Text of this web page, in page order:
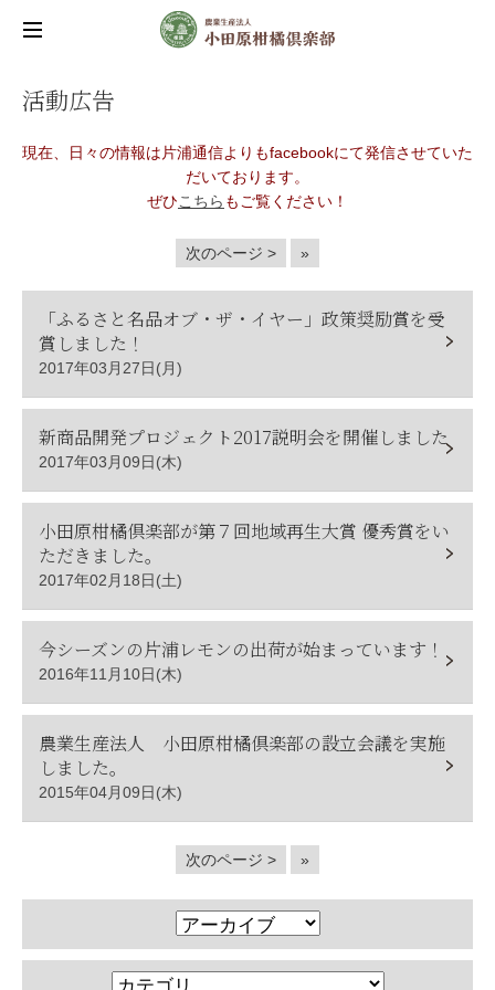
活動広告
現在、日々の情報は片浦通信よりもfacebookにて発信させていた
だいております。
ぜひこちら もご覧ください！
次のページ > »
「ふるさと名品オブ・ザ・イヤー」政策奨励賞を受
賞しました！
2017年03月27日(月)
新商品開発プロジェクト2017説明会を開催しました
2017年03月09日(木)
小田原柑橘倶楽部が第７回地域再生大賞 優秀賞をい
ただきました。
2017年02月18日(土)
今シーズンの片浦レモンの出荷が始まっています！
2016年11月10日(木)
農業生産法人 小田原柑橘倶楽部の設立会議を実施
しました。
2015年04月09日(木)
次のページ > »